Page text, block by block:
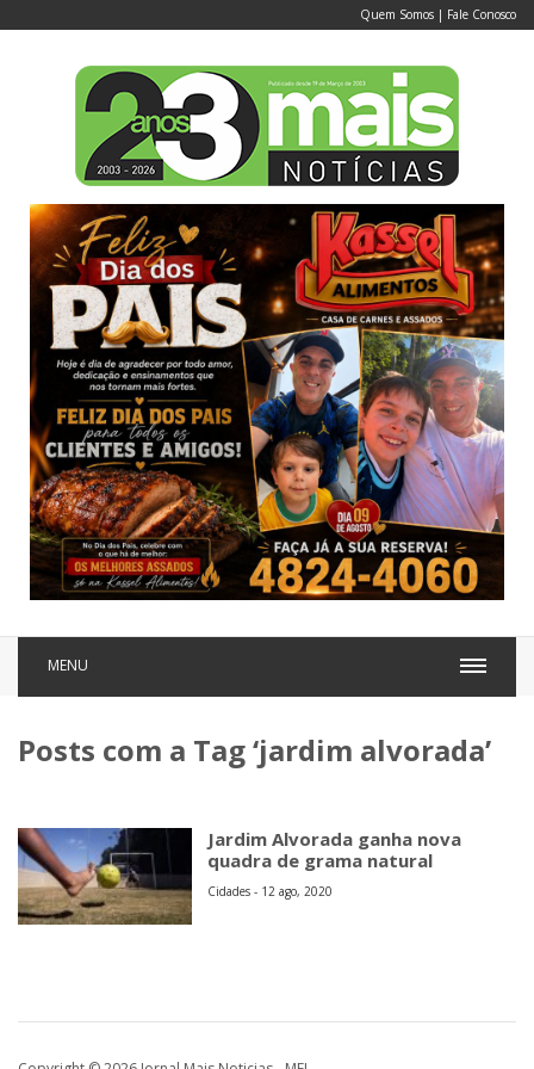
Quem Somos | Fale Conosco
MENU
Posts com a Tag ‘jardim alvorada’
Jardim Alvorada ganha nova
quadra de grama natural
Cidades - 12 ago, 2020